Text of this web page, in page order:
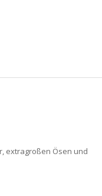
extragroßen Ösen und